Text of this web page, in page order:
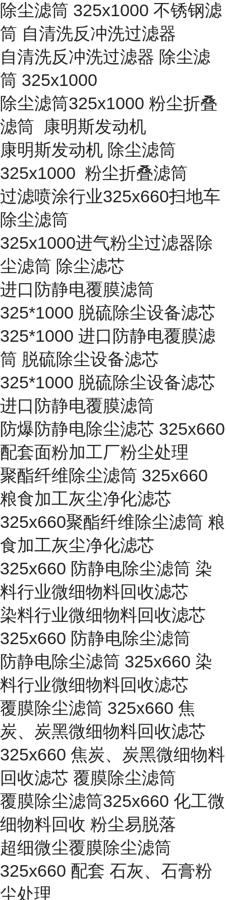
除尘滤筒 325x1000 不锈钢滤
筒 自清洗反冲洗过滤器
自清洗反冲洗过滤器 除尘滤
筒 325x1000
除尘滤筒325x1000 粉尘折叠
滤筒 康明斯发动机
康明斯发动机 除尘滤筒
325x1000 粉尘折叠滤筒
过滤喷涂行业325x660扫地车
除尘滤筒
325x1000进气粉尘过滤器除
尘滤筒 除尘滤芯
进口防静电覆膜滤筒
325*1000 脱硫除尘设备滤芯
325*1000 进口防静电覆膜滤
筒 脱硫除尘设备滤芯
325*1000 脱硫除尘设备滤芯
进口防静电覆膜滤筒
防爆防静电除尘滤芯 325x660
配套面粉加工厂粉尘处理
聚酯纤维除尘滤筒 325x660
粮食加工灰尘净化滤芯
325x660聚酯纤维除尘滤筒 粮
食加工灰尘净化滤芯
325x660 防静电除尘滤筒 染
料行业微细物料回收滤芯
染料行业微细物料回收滤芯
325x660 防静电除尘滤筒
防静电除尘滤筒 325x660 染
料行业微细物料回收滤芯
覆膜除尘滤筒 325x660 焦
炭、炭黑微细物料回收滤芯
325x660 焦炭、炭黑微细物料
回收滤芯 覆膜除尘滤筒
覆膜除尘滤筒325x660 化工微
细物料回收 粉尘易脱落
超细微尘覆膜除尘滤筒
325x660 配套 石灰、石膏粉
尘处理